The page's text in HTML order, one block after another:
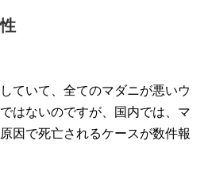
ていて、全てのマダニが悪いウ
はないのですが、国内では、マ
因で死亡されるケースが数件報